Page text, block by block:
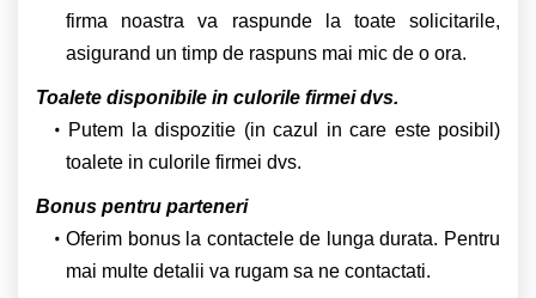
firma noastra va raspunde la toate solicitarile,
asigurand un timp de raspuns mai mic de o ora.
Toalete disponibile in culorile firmei dvs.
Putem la dispozitie (in cazul in care este posibil)
toalete in culorile firmei dvs.
Bonus pentru parteneri
Oferim bonus la contactele de lunga durata. Pentru
mai multe detalii va rugam sa ne contactati.